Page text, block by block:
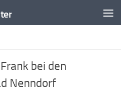
bei den
Nenndorf